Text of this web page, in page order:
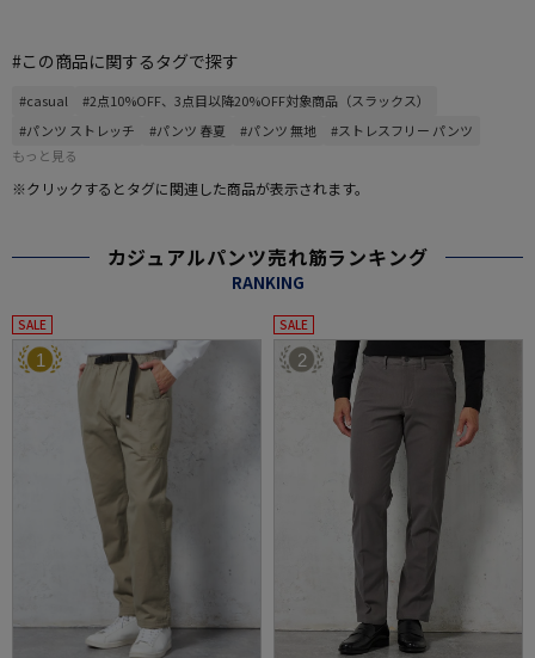
#この商品に関するタグで探す
#casual
#2点10%OFF、3点目以降20%OFF対象商品（スラックス）
#パンツ ストレッチ
#パンツ 春夏 #パンツ 無地
#ストレスフリー パンツ
もっと見る
※クリックするとタグに関連した商品が表示されます。
カジュアルパンツ売れ筋ランキング
RANKING
SALE
1
SALE
2